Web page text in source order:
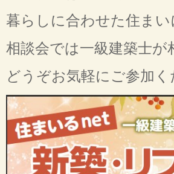
暮らしに合わせた住ま
相談会では一級建築士
どうぞお気軽にご参加く